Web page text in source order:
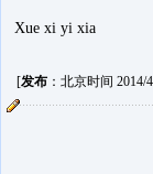
Xue xi yi xia
[发布：北京时间 2014/